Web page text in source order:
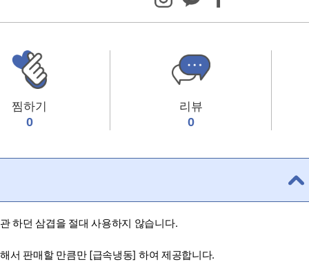
찜하기
0
리뷰
0
하던 삼겹을 절대 사용하지 않습니다.
서 판매할 만큼만 [급속냉동] 하여 제공합니다.